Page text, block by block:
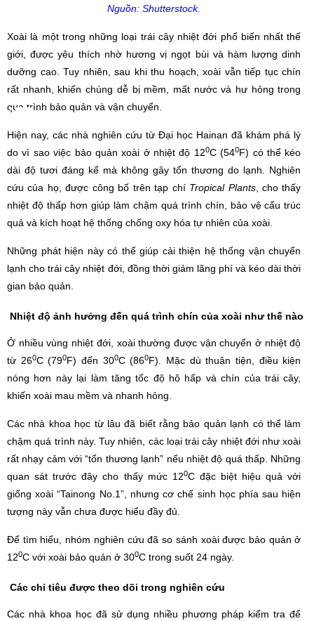
Nguồn: Shutterstock.
Xoài là một trong những loại trái cây nhiệt đới phổ biến nhất thế
giới, được yêu thích nhờ hương vị ngọt bùi và hàm lượng dinh
dưỡng cao. Tuy nhiên, sau khi thu hoạch, xoài vẫn tiếp tục chín
rất nhanh, khiến chúng dễ bị mềm, mất nước và hư hỏng trong
quá trình bảo quản và vận chuyển.
Hiện nay, các nhà nghiên cứu từ Đại học Hainan đã khám phá lý
do vì sao việc bảo quản xoài ở nhiệt độ 120C (540F) có thể kéo
dài độ tươi đáng kể mà không gây tổn thương do lạnh. Nghiên
cứu của họ, được công bố trên tạp chí Tropical Plants, cho thấy
nhiệt độ thấp hơn giúp làm chậm quá trình chín, bảo vệ cấu trúc
quả và kích hoạt hệ thống chống oxy hóa tự nhiên của xoài.
Những phát hiện này có thể giúp cải thiện hệ thống vận chuyển
lạnh cho trái cây nhiệt đới, đồng thời giảm lãng phí và kéo dài thời
gian bảo quản.
Nhiệt độ ảnh hưởng đến quá trình chín của xoài như thế nào
Ở nhiều vùng nhiệt đới, xoài thường được vận chuyển ở nhiệt độ
từ 260C (790F) đến 300C (860F). Mặc dù thuận tiện, điều kiện
nóng hơn này lại làm tăng tốc độ hô hấp và chín của trái cây,
khiến xoài mau mềm và nhanh hỏng.
Các nhà khoa học từ lâu đã biết rằng bảo quản lạnh có thể làm
chậm quá trình này. Tuy nhiên, các loại trái cây nhiệt đới như xoài
rất nhạy cảm với “tổn thương lạnh” nếu nhiệt độ quá thấp. Những
quan sát trước đây cho thấy mức 120C đặc biệt hiệu quả với
giống xoài “Tainong No.1”, nhưng cơ chế sinh học phía sau hiện
tượng này vẫn chưa được hiểu đầy đủ.
Để tìm hiểu, nhóm nghiên cứu đã so sánh xoài được bảo quản ở
120C với xoài bảo quản ở 300C trong suốt 24 ngày.
Các chỉ tiêu được theo dõi trong nghiên cứu
Các nhà khoa học đã sử dụng nhiều phương pháp kiểm tra để